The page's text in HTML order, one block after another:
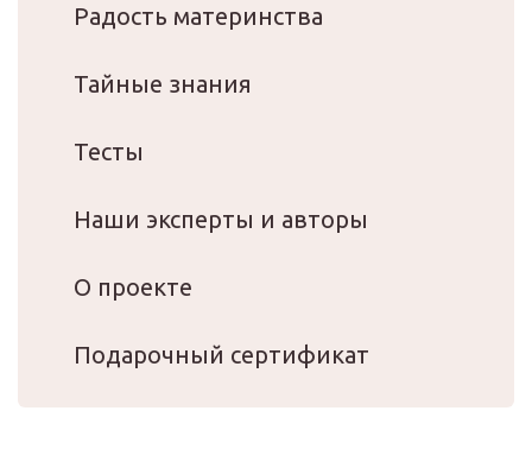
Радость материнства
Тайные знания
Тесты
Наши эксперты и авторы
О проекте
Подарочный сертификат